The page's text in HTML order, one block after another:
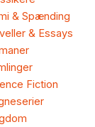
& Spænding
& Essays
Fiction